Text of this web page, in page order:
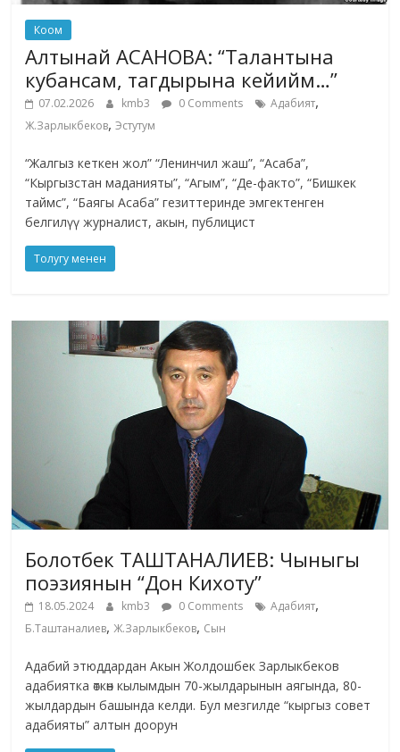
Коом
Алтынай АСАНОВА: “Талантына
кубансам, тагдырына кейийм…”
07.02.2026 kmb3 0 Comments Адабият,
Ж.Зарлыкбеков,Эстутум
“Жалгыз кеткен жол” “Ленинчил жаш”, “Асаба”,
“Кыргызстан маданияты”, “Агым”, “Де-факто”, “Бишкек
таймс”, “Баягы Асаба” гезиттеринде эмгектенген
белгилүү журналист, акын, публицист
Толугу менен
Болотбек ТАШТАНАЛИЕВ: Чыныгы
поэзиянын “Дон Кихоту”
18.05.2024 kmb3 0 Comments Адабият,
Б.Таштаналиев,Ж.Зарлыкбеков, Сын
Адабий этюддардан Акын Жолдошбек Зарлыкбеков
адабиятка өткөн кылымдын 70-жылдарынын аягында, 80-
жылдардын башында келди. Бул мезгилде “кыргыз совет
адабияты” алтын доорун